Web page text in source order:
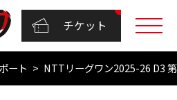
チケット
ート NTTリーグワン2025-26 D3